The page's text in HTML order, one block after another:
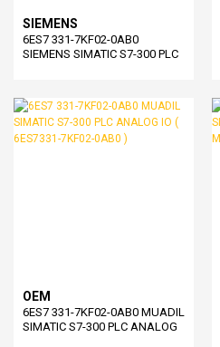
SIEMENS
6ES7 331-7KF02-0AB0
SIEMENS SIMATIC S7-300 PLC
OEM
6ES7 331-7KF02-0AB0 MUADIL
SIMATIC S7-300 PLC ANALOG